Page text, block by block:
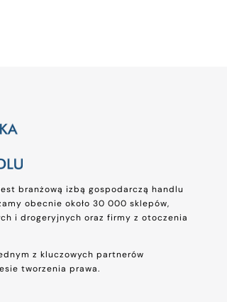
branżową izbą gospodarczą handlu
obecnie około 30 000 sklepów,
i drogeryjnych oraz firmy z otoczenia
z kluczowych partnerów
tworzenia prawa.